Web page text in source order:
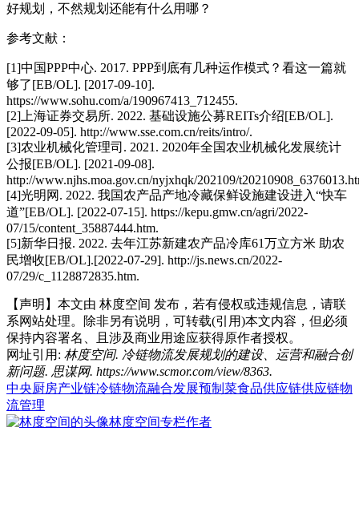
好规划，不然规划还能有什么用哪？
参考文献：
[1]中国PPP中心. 2017. PPP到底有几种运作模式？看这一篇就
够了[EB/OL]. [2017-09-10].
https://www.sohu.com/a/190967413_712455.
[2]上海证券交易所. 2022. 基础设施公募REITs介绍[EB/OL].
[2022-09-05]. http://www.sse.com.cn/reits/intro/.
[3]农业机械化管理司. 2021. 2020年全国农业机械化发展统计
公报[EB/OL]. [2021-09-08].
http://www.njhs.moa.gov.cn/nyjxhqk/202109/
[4]光明网. 2022. 我国农产品产地冷藏保鲜设施建设进入“快车
道”[EB/OL]. [2022-07-15]. https://kepu.gmw.cn/agri/2022-
07/15/content_35887444.htm.
[5]新华日报. 2022. 去年江苏新建农产品冷库61万立方米 助农
民增收[EB/OL].[2022-07-29]. http://js.news.cn/2022-
07/29/c_1128872835.htm.
【声明】本文由 林度空间 发布，若有侵权或违规信息，请联
系网站处理。除非另有说明，可转载(引用)本文内容，但必须
保持内容署名、且涉及商业用途应获得原作者授权。
网址引用: 林度空间. 冷链物流发展规划的建设、运营和融合创
新问题. 思谋网. https://www.scmor.com/view/8363.
中央厨房产业链冷链物流融合发展预制菜食品供应链供应链物
流管理
林度空间专栏作者